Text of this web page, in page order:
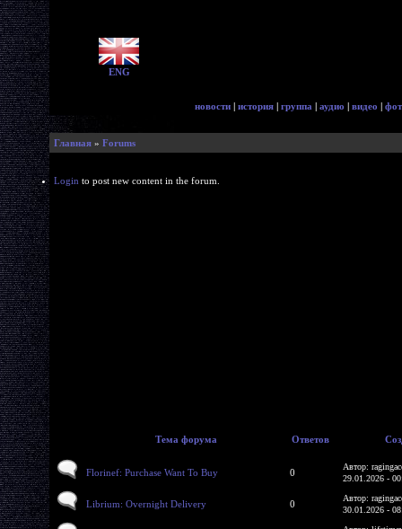
ENG
новости | история | группа | аудио | видео |
Главная » Forums
Login to post new content in the forum.
Тема форума Ответов
Florinef: Purchase Want To Buy 0
Автор:
29.01.2026 -
Librium: Overnight Delivery 0
Автор:
30.01.2026 -